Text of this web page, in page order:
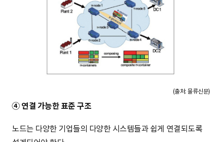
(출처: 물류신문)
④ 연결 가능한 표준 구조
노드는 다양한 기업들의 다양한 시스템들과 쉽게 연결되도록